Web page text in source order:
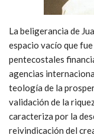
La beligerancia de
espacio vacío que
pentecostales
agencias
teología de la
validación de la
caracteriza por la
reivindicación del